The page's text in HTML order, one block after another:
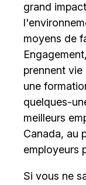
grand
moyens de
prennent
une
quelques-
meilleurs
Canada, au
employeurs
Si vous ne